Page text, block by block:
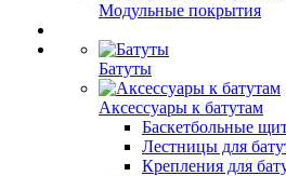
Модульные покрытия
Батуты
Аксессуары к батутам
Баскетбольные
Лестницы для
Крепления для